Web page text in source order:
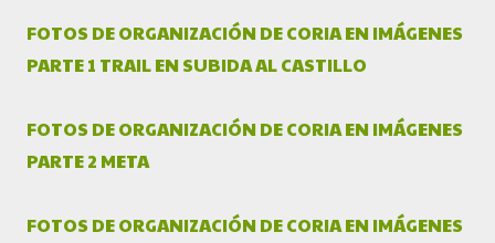
FOTOS DE ORGANIZACIÓN DE CORIA EN IMÁGENES
PARTE 1 TRAIL EN SUBIDA AL CASTILLO
FOTOS DE ORGANIZACIÓN DE CORIA EN IMÁGENES
PARTE 2 META
FOTOS DE ORGANIZACIÓN DE CORIA EN IMÁGENES